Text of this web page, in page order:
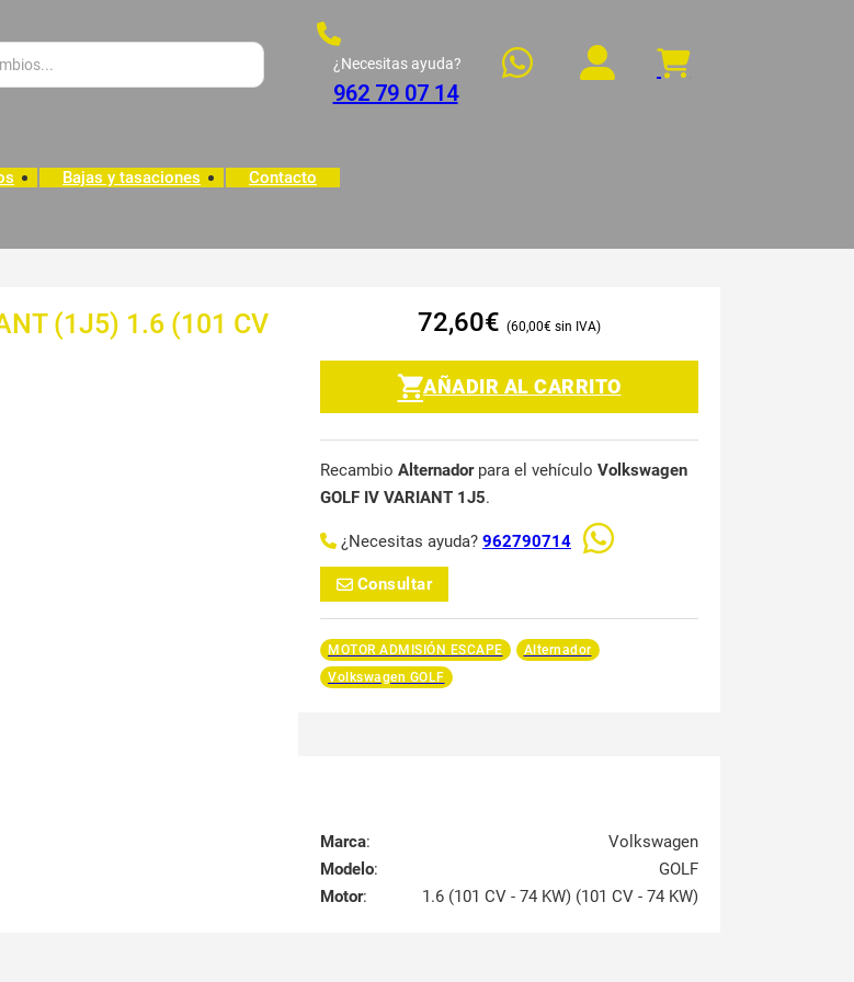
¿Necesitas ayuda?
962 79 07 14
Bajas y tasaciones Contacto
(1J5) 1.6 (101 CV
72,60€ 60,00€
AÑADIR AL CARRITO
Recambio Alternadorpara el vehículo Volkswagen
GOLF IV VARIANT 1J5.
¿Necesitas ayuda? 962790714
Consultar
MOTOR ADMISIÓN ESCAPE
Alternador
Volkswagen GOLF
Marca:
Volkswagen
Modelo:
GOLF
Motor: 1.6 (101 CV - 74 KW) (101 CV - 74 KW)